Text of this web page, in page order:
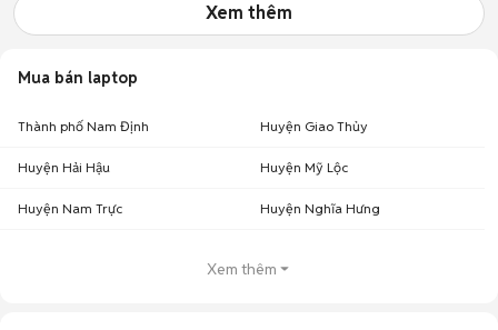
Xem thêm
Mua bán laptop
Thành phố Nam Định Huyện Giao Thủy
Huyện Hải Hậu Huyện Mỹ Lộc
Huyện Nam Trực Huyện Nghĩa Hưng
Xem thêm